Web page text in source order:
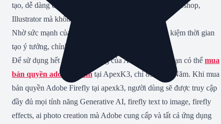
tạo, dễ dàng chuyển đổi giữa các phần mềm như Photoshop,
Illustrator mà không mất dữ liệu hay chất lượng.
Nhờ sức mạnh của Generative AI, Firefly giúp tiết kiệm thời gian
tạo ý tưởng, chỉnh sửa, sản xuất nội dung số.
Để sử dụng hết tất cả tính năng của Adobe Firefly, bạn có thể mua
bản quyền adobe 1 nămtại ApexK3, chỉ 890k / 1 Năm. Khi mua
bản quyền Adobe Firefly tại apexk3, người dùng sẽ được truy cập
đầy đủ mọi tính năng Generative AI, firefly text to image, firefly
effects, ai photo creation mà Adobe cung cấp và tất cả ứng dụng